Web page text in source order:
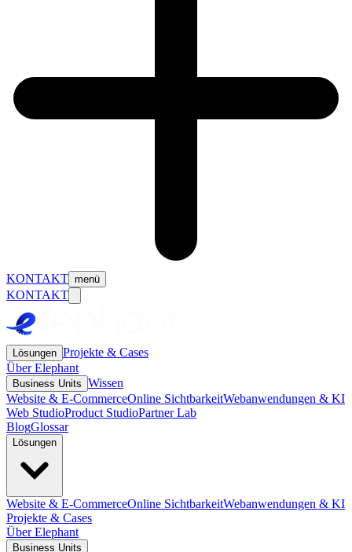
KONTAKT menü
KONTAKT
Lösungen Projekte & Cases
Über Elephant
Business Units Wissen
Website & E-CommerceOnline SichtbarkeitWebanwendungen & KI
Web StudioProduct StudioPartner Lab
BlogGlossar
Lösungen
Website & E-CommerceOnline SichtbarkeitWebanwendungen & KI
Projekte & Cases
Über Elephant
Business Units